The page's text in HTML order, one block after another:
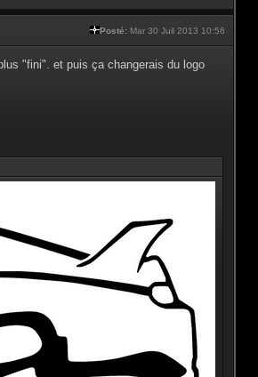
Posté: Mar 30 Juil 2013 10:56
"fini". et puis ça changerais du logo